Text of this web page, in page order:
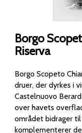
Borgo
Riserva
Borgo Scopeto
druer, der dyrkes i
Castelnuovo
over havets overflade. Den kalk- og
området bidrager
komplementerer